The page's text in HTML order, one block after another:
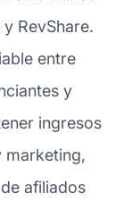
RevShare.
entre
y
ingresos
marketing,
afiliados